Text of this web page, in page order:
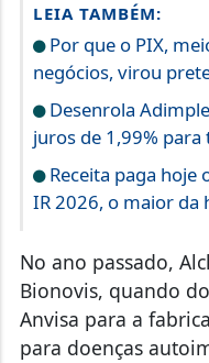
LEIA TAMBÉM:
Por que o PIX,
negócios, virou
Desenrola
juros de 1,99%
Receita paga hoje
IR 2026, o maior da
No ano passado,
Bionovis, quando
Anvisa para a
para doenças